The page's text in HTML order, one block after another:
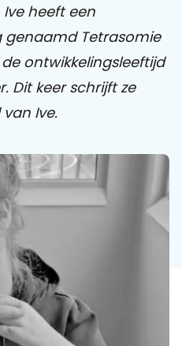
heeft een
Tetrasomie
ontwikkelingsleeftijd
Dit keer schrijft ze
Ive.